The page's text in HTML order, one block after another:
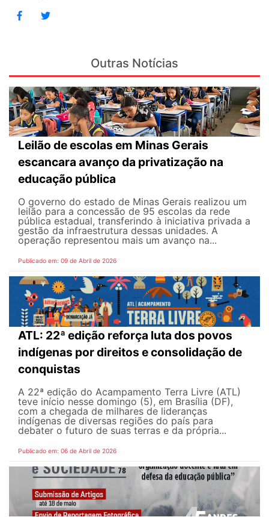
Outras Notícias
Leilão de escolas em Minas Gerais
escancara avanço da privatização na
educação pública
O governo do estado de Minas Gerais realizou um
leilão para a concessão de 95 escolas da rede
pública estadual, transferindo à iniciativa privada a
gestão da infraestrutura dessas unidades. A
operação representou mais um avanço na...
Publicado em: 09 de Abril de 2026
ATL: 22ª edição reforça luta dos povos
indígenas por direitos e consolidação de
conquistas
A 22ª edição do Acampamento Terra Livre (ATL)
teve início nesse domingo (5), em Brasília (DF),
com a chegada de milhares de lideranças
indígenas de diversas regiões do país para
debater o futuro de suas terras e da própria...
Publicado em: 06 de Abril de 2026